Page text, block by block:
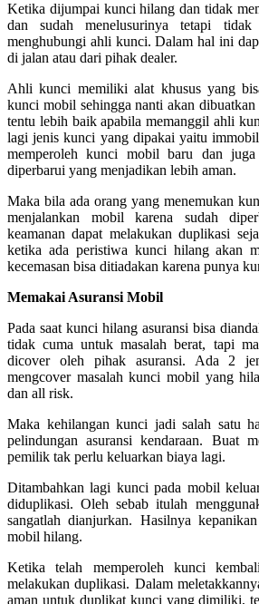
Ketika dijumpai kunci hilang dan tidak
dan sudah menelusurinya tetapi
menghubungi ahli kunci. Dalam hal ini
di jalan atau dari pihak dealer.
Ahli kunci memiliki alat khusus yang
kunci mobil sehingga nanti akan
tentu lebih baik apabila memanggil ahli
lagi jenis kunci yang dipakai yaitu
memperoleh kunci mobil baru dan
diperbarui yang menjadikan lebih aman.
Maka bila ada orang yang menemukan
menjalankan mobil karena sudah
keamanan dapat melakukan duplikasi
ketika ada peristiwa kunci hilang akan
kecemasan bisa ditiadakan karena punya
Memakai Asuransi Mobil
Pada saat kunci hilang asuransi bisa
tidak cuma untuk masalah berat, tapi
dicover oleh pihak asuransi. Ada 2
mengcover masalah kunci mobil yang
dan all risk.
Maka kehilangan kunci jadi salah satu
pelindungan asuransi kendaraan. Buat
pemilik tak perlu keluarkan biaya lagi.
Ditambahkan lagi kunci pada mobil
diduplikasi. Oleh sebab itulah
sangatlah dianjurkan. Hasilnya
mobil hilang.
Ketika telah memperoleh kunci
melakukan duplikasi. Dalam
aman untuk duplikat kunci yang dimiliki,